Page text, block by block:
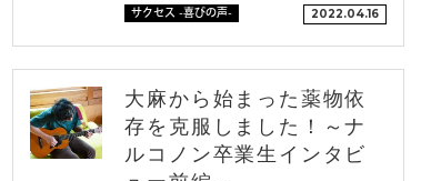
サクセス -喜びの声- 2022.04.16
大麻から始まった薬物依
存を克服しました！～ナ
ルコノン卒業生インタビ